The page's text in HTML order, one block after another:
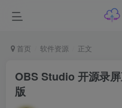
首页 软件资源 正文
OBS Studio 开源录
版